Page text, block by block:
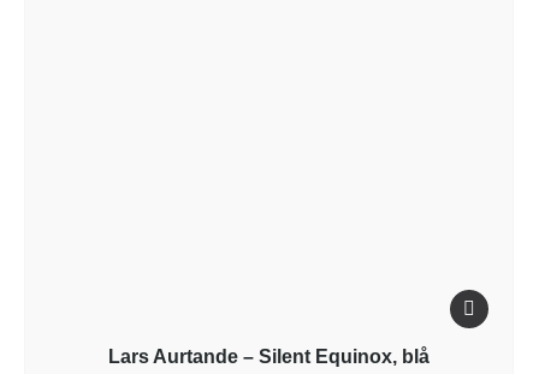
Lars Aurtande – Silent Equinox, blå